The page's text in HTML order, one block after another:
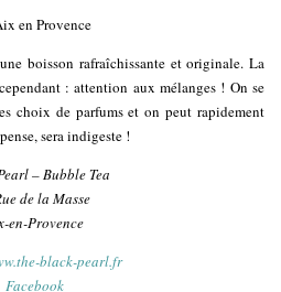
boisson rafraîchissante et originale. La
: attention aux mélanges ! On se
choix de parfums et on peut rapidement
sera indigeste !
– Bubble Tea
de la Masse
en-Provence
black-pearl.fr
Facebook